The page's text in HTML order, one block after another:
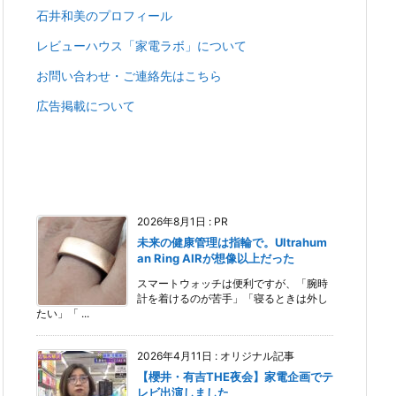
石井和美のプロフィール
レビューハウス「家電ラボ」について
お問い合わせ・ご連絡先はこちら
広告掲載について
2026年8月1日 : PR
未来の健康管理は指輪で。Ultrahum
an Ring AIRが想像以上だった
スマートウォッチは便利ですが、「腕時
計を着けるのが苦手」「寝るときは外し
たい」「 ...
2026年4月11日 : オリジナル記事
【櫻井・有吉THE夜会】家電企画でテ
レビ出演しました